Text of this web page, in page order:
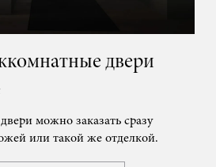
двери
можно заказать сразу
или такой же отделкой.